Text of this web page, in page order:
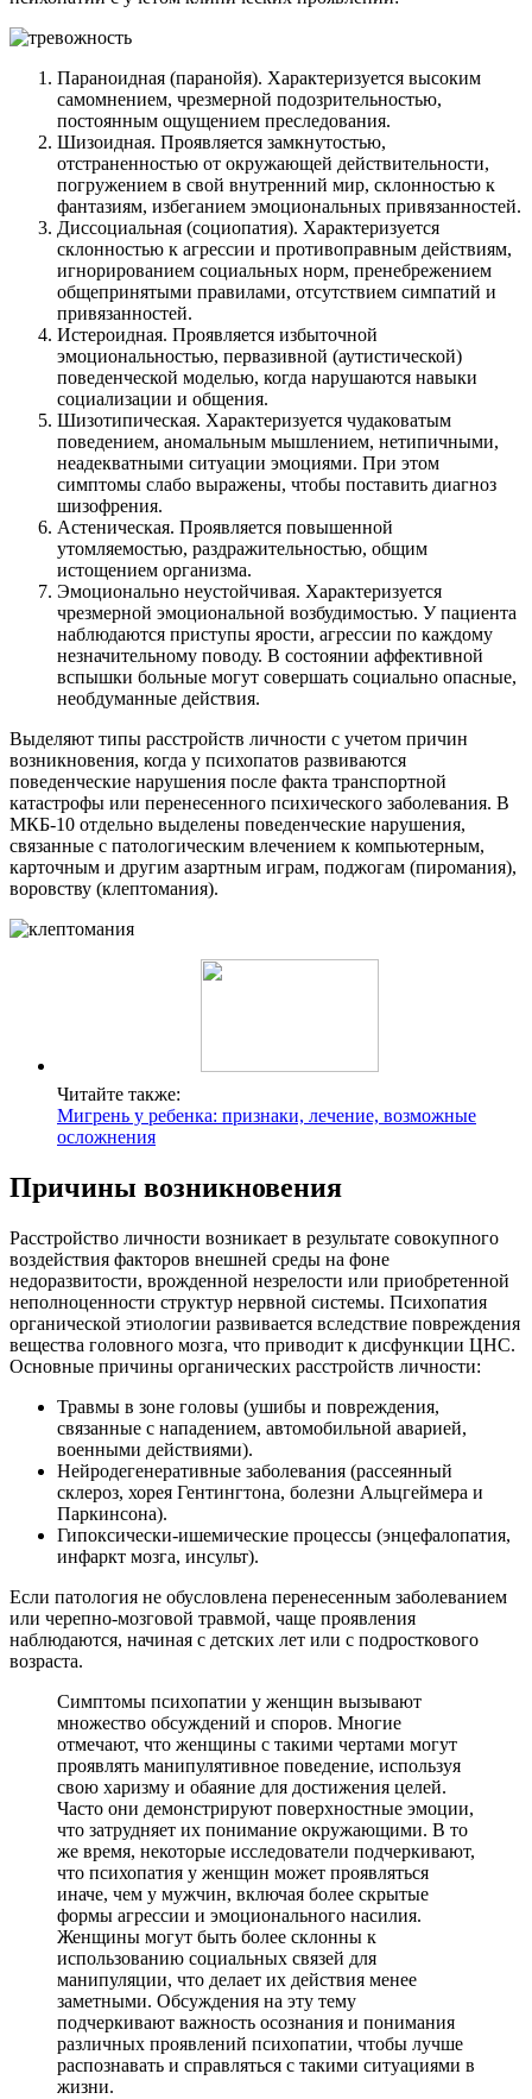
Параноидная (паранойя). Характеризуется высоким
самомнением, чрезмерной подозрительностью,
постоянным ощущением преследования.
Шизоидная. Проявляется замкнутостью,
отстраненностью от окружающей действительности,
погружением в свой внутренний мир, склонностью к
фантазиям, избеганием эмоциональных привязанностей.
Диссоциальная (социопатия). Характеризуется
склонностью к агрессии и противоправным действиям,
игнорированием социальных норм, пренебрежением
общепринятыми правилами, отсутствием симпатий и
привязанностей.
Истероидная. Проявляется избыточной
эмоциональностью, первазивной (аутистической)
поведенческой моделью, когда нарушаются навыки
социализации и общения.
Шизотипическая. Характеризуется чудаковатым
поведением, аномальным мышлением, нетипичными,
неадекватными ситуации эмоциями. При этом
симптомы слабо выражены, чтобы поставить диагноз
шизофрения.
Астеническая. Проявляется повышенной
утомляемостью, раздражительностью, общим
истощением организма.
Эмоционально неустойчивая. Характеризуется
чрезмерной эмоциональной возбудимостью. У пациента
наблюдаются приступы ярости, агрессии по каждому
незначительному поводу. В состоянии аффективной
вспышки больные могут совершать социально опасные,
необдуманные действия.
Выделяют типы расстройств личности с учетом причин
возникновения, когда у психопатов развиваются
поведенческие нарушения после факта транспортной
катастрофы или перенесенного психического заболевания. В
МКБ-10 отдельно выделены поведенческие нарушения,
связанные с патологическим влечением к компьютерным,
карточным и другим азартным играм, поджогам (пиромания),
воровству (клептомания).
Читайте также:
Мигрень у ребенка: признаки, лечение, возможные
осложнения
Причины возникновения
Расстройство личности возникает в результате совокупного
воздействия факторов внешней среды на фоне
недоразвитости, врожденной незрелости или приобретенной
неполноценности структур нервной системы. Психопатия
органической этиологии развивается вследствие повреждения
вещества головного мозга, что приводит к дисфункции ЦНС.
Основные причины органических расстройств личности:
Травмы в зоне головы (ушибы и повреждения,
связанные с нападением, автомобильной аварией,
военными действиями).
Нейродегенеративные заболевания (рассеянный
склероз, хорея Гентингтона, болезни Альцгеймера и
Паркинсона).
Гипоксически-ишемические процессы (энцефалопатия,
инфаркт мозга, инсульт).
Если патология не обусловлена перенесенным заболеванием
или черепно-мозговой травмой, чаще проявления
наблюдаются, начиная с детских лет или с подросткового
возраста.
Симптомы психопатии у женщин вызывают
множество обсуждений и споров. Многие
отмечают, что женщины с такими чертами могут
проявлять манипулятивное поведение, используя
свою харизму и обаяние для достижения целей.
Часто они демонстрируют поверхностные эмоции,
что затрудняет их понимание окружающими. В то
же время, некоторые исследователи подчеркивают,
что психопатия у женщин может проявляться
иначе, чем у мужчин, включая более скрытые
формы агрессии и эмоционального насилия.
Женщины могут быть более склонны к
использованию социальных связей для
манипуляции, что делает их действия менее
заметными. Обсуждения на эту тему
подчеркивают важность осознания и понимания
различных проявлений психопатии, чтобы лучше
распознавать и справляться с такими ситуациями в
жизни.